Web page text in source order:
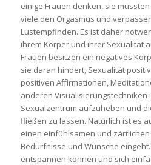
einige Frauen denken, sie
viele den Orgasmus und
Lustempfinden. Es ist daher
ihrem Körper und ihrer Sexualität
Frauen besitzen ein negatives
sie daran hindert, Sexualität
positiven Affirmationen,
anderen Visualisierungstechniken
Sexualzentrum aufzuheben und
fließen zu lassen. Natürlich ist es
einen einfühlsamen und
Bedürfnisse und Wünsche
entspannen können und sich